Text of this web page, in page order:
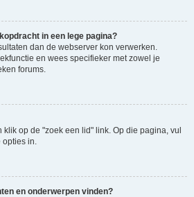
in een lege pagina?
dan de webserver kon verwerken.
en wees specifieker met zowel je
forums.
op de "zoek een lid" link. Op die pagina, vul
opties in.
en onderwerpen vinden?